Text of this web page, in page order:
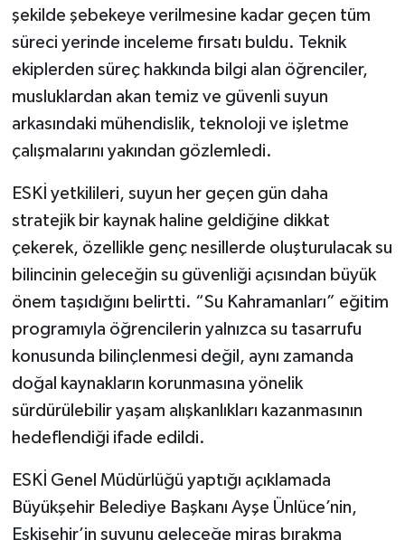
şekilde şebekeye verilmesine kadar geçen tüm
süreci yerinde inceleme fırsatı buldu. Teknik
ekiplerden süreç hakkında bilgi alan öğrenciler,
musluklardan akan temiz ve güvenli suyun
arkasındaki mühendislik, teknoloji ve işletme
çalışmalarını yakından gözlemledi.
ESKİ yetkilileri, suyun her geçen gün daha
stratejik bir kaynak haline geldiğine dikkat
çekerek, özellikle genç nesillerde oluşturulacak su
bilincinin geleceğin su güvenliği açısından büyük
önem taşıdığını belirtti. “Su Kahramanları” eğitim
programıyla öğrencilerin yalnızca su tasarrufu
konusunda bilinçlenmesi değil, aynı zamanda
doğal kaynakların korunmasına yönelik
sürdürülebilir yaşam alışkanlıkları kazanmasının
hedeflendiği ifade edildi.
ESKİ Genel Müdürlüğü yaptığı açıklamada
Büyükşehir Belediye Başkanı Ayşe Ünlüce’nin,
Eskişehir’in suyunu geleceğe miras bırakma